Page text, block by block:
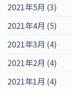
2021年5月 (3)
2021年4月 (5)
2021年3月 (4)
2021年2月 (4)
2021年1月 (4)